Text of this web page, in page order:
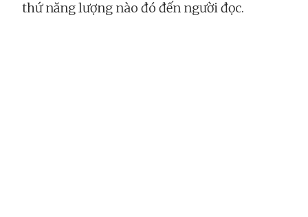
thứ năng lượng nào đó đến người đọc.